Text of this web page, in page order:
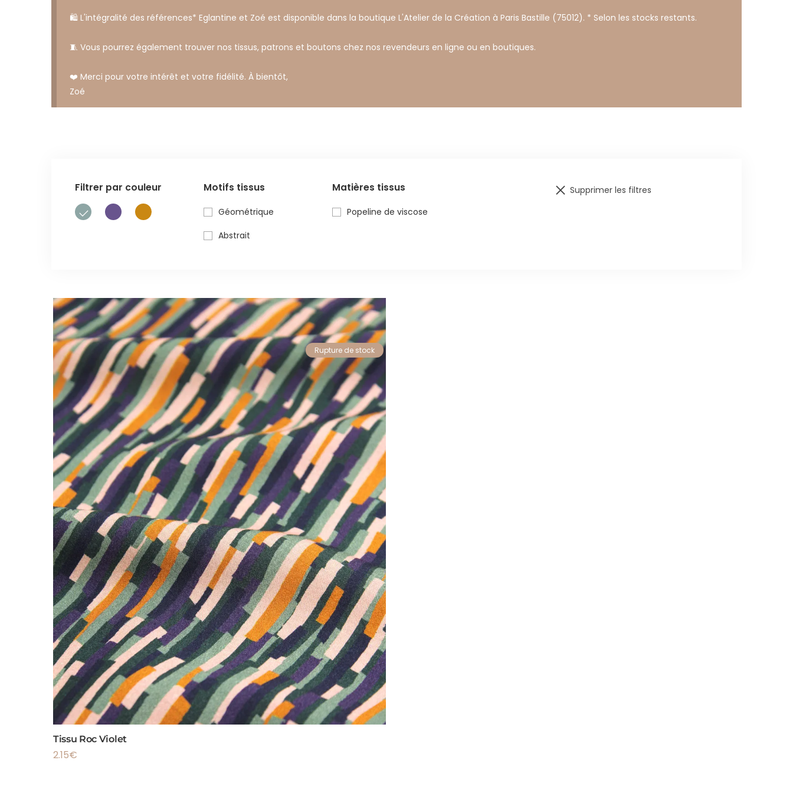
🛍️ L'intégralité des références* Eglantine et Zoé est disponible dans la boutique L'Atelier de la Création à Paris Bastille (75012). * Selon les stocks restants.
🧵 Vous pourrez également trouver nos tissus, patrons et boutons chez nos revendeurs en ligne ou en boutiques.
❤️ Merci pour votre intérêt et votre fidélité. À bientôt,
Zoé
Filtrer par couleur Motifs tissus
Géométrique
Abstrait
Matières tissus
Popeline de viscose
Supprimer les filtres
Rupture de stock
Tissu Roc Violet
2.15€